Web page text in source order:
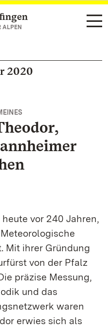
ALPEN
2020
heute vor 240 Jahren,
Mit ihrer Gründung
von der Pfalz
präzise Messung,
und das
waren
erwies sich als